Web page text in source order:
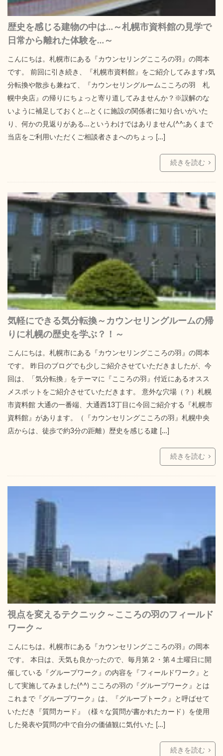
歴史を感じる建物の中は…～札幌市資料館の見学で
日常から離れた体験を…～
こんにちは。札幌市にある『カウンセリングこころの羽』の岡本
です。 前回に引き続き、『札幌市資料館』をご紹介してみます♪気
分転換や散歩も兼ねて、『カウンセリングルームこころの羽 札
幌中央店』の帰りにちょっと寄り道してみませんか？※誤解のな
いように補足しておくと…とくに施設の関係者に知り合いがいた
り、何かの見返りがある…というわけではありません(^^;あくまで
当店をご利用いただくご相談者さまへのちょっ […]
続きを読む
気軽にできる気分転換～カウンセリングルームの帰
りに札幌の歴史を学ぶ？！～
こんにちは。札幌市にある『カウンセリングこころの羽』の岡本
です。 昨日のブログでも少しご紹介させていただきましたが、今
回は、「気分転換」をテーマに『こころの羽』付近にあるオスス
メスポットをご紹介させていただきます。 意外な穴場（？）札幌
市資料館 大通の一番端、大通西13丁目に今回ご紹介する『札幌市
資料館』があります。（『カウンセリングこころの羽』札幌中央
店からは、徒歩で約3分の距離）歴史を感じる建 […]
続きを読む
視点を変えるテクニック～こころの羽のフィールド
ワーク～
こんにちは。札幌市にある『カウンセリングこころの羽』の岡本
です。 本日は、天気も良かったので、毎月第２・第４土曜日に開
催している『グループワーク』の内容を『フィールドワーク』と
して実施してみました(^^) こころの羽の『グループワーク』とは
これまで『グループワーク』は、『グループトーク』と呼ばせて
いただき『質問カード』（様々な質問が書かれたカード）を使用
した発表や質問の中で自分の価値観に気付いた […]
続きを読む